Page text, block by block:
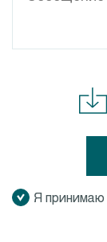
Я принимаю